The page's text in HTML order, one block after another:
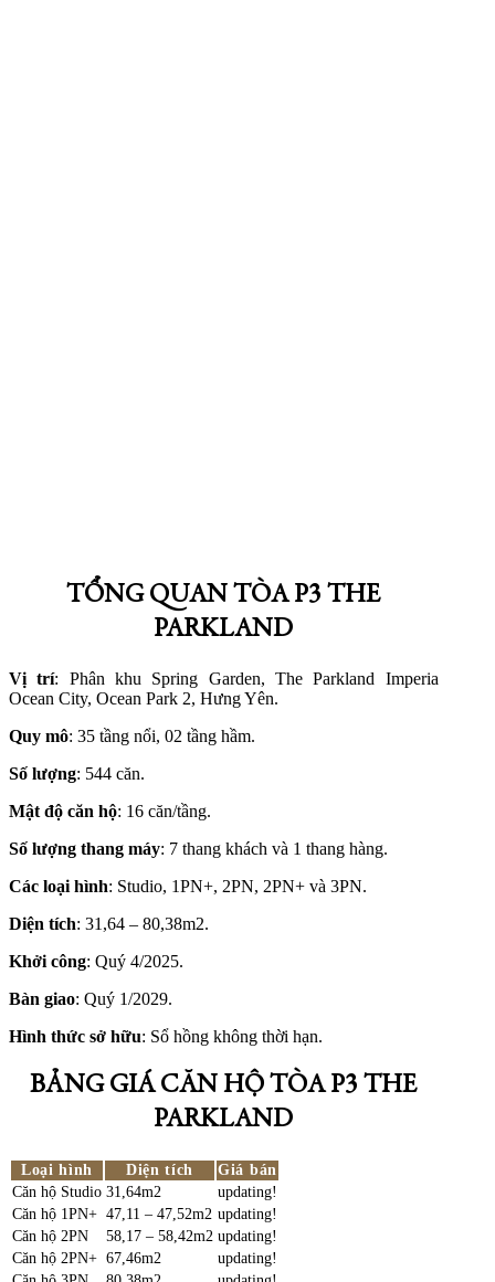
TỔNG QUAN TÒA P3 THE
PARKLAND
Vị trí: Phân khu Spring Garden, The Parkland Imperia
Ocean City, Ocean Park 2, Hưng Yên.
Quy mô: 35 tầng nổi, 02 tầng hầm.
Số lượng: 544 căn.
Mật độ căn hộ: 16 căn/tầng.
Số lượng thang máy: 7 thang khách và 1 thang hàng.
Các loại hình: Studio, 1PN+, 2PN, 2PN+ và 3PN.
Diện tích: 31,64 – 80,38m2.
Khởi công: Quý 4/2025.
Bàn giao: Quý 1/2029.
Hình thức sở hữu: Sổ hồng không thời hạn.
BẢNG GIÁ CĂN HỘ TÒA P3 THE
PARKLAND
Loại hình Diện tích
Giá bán
Căn hộ Studio 31,64m2
updating!
Căn hộ 1PN+ 47,11 – 47,52m2 updating!
Căn hộ 2PN
58,17 – 58,42m2 updating!
Căn hộ 2PN+ 67,46m2
updating!